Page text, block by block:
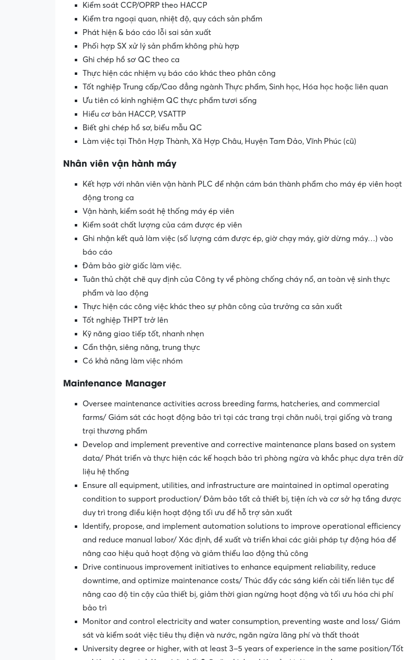
Kiểm soát CCP/OPRP theo HACCP
Kiểm tra ngoại quan, nhiệt độ, quy cách sản phẩm
Phát hiện & báo cáo lỗi sai sản xuất
Phối hợp SX xử lý sản phẩm không phù hợp
Ghi chép hồ sơ QC theo ca
Thực hiện các nhiệm vụ báo cáo khác theo phân công
Tốt nghiệp Trung cấp/Cao đẳng ngành Thực phẩm, Sinh học, Hóa học hoặc liên quan
Ưu tiên có kinh nghiệm QC thực phẩm tươi sống
Hiểu cơ bản HACCP, VSATTP
Biết ghi chép hồ sơ, biểu mẫu QC
Làm việc tại Thôn Hợp Thành, Xã Hợp Châu, Huyện Tam Đảo, Vĩnh Phúc (cũ)
Nhân viên vận hành máy
Kết hợp với nhân viên vận hành PLC để nhận cám bán thành phẩm cho máy ép viên hoạt
động trong ca
Vận hành, kiểm soát hệ thống máy ép viên
Kiểm soát chất lượng của cám được ép viên
Ghi nhận kết quả làm việc (số lượng cám được ép, giờ chạy máy, giờ dừng máy…) vào
báo cáo
Đảm bảo giờ giấc làm việc.
Tuân thủ chặt chẽ quy định của Công ty về phòng chống cháy nổ, an toàn vệ sinh thực
phẩm và lao động
Thực hiện các công việc khác theo sự phân công của trưởng ca sản xuất
Tốt nghiệp THPT trở lên
Kỹ năng giao tiếp tốt, nhanh nhẹn
Cẩn thận, siêng năng, trung thực
Có khả năng làm việc nhóm
Maintenance Manager
Oversee maintenance activities across breeding farms, hatcheries, and commercial
farms/ Giám sát các hoạt động bảo trì tại các trang trại chăn nuôi, trại giống và trang
trại thương phẩm
Develop and implement preventive and corrective maintenance plans based on system
data/ Phát triển và thực hiện các kế hoạch bảo trì phòng ngừa và khắc phục dựa trên dữ
liệu hệ thống
Ensure all equipment, utilities, and infrastructure are maintained in optimal operating
condition to support production/ Đảm bảo tất cả thiết bị, tiện ích và cơ sở hạ tầng được
duy trì trong điều kiện hoạt động tối ưu để hỗ trợ sản xuất
Identify, propose, and implement automation solutions to improve operational efficiency
and reduce manual labor/ Xác định, đề xuất và triển khai các giải pháp tự động hóa để
nâng cao hiệu quả hoạt động và giảm thiểu lao động thủ công
Drive continuous improvement initiatives to enhance equipment reliability, reduce
downtime, and optimize maintenance costs/ Thúc đẩy các sáng kiến ​​cải tiến liên tục để
nâng cao độ tin cậy của thiết bị, giảm thời gian ngừng hoạt động và tối ưu hóa chi phí
bảo trì
Monitor and control electricity and water consumption, preventing waste and loss/ Giám
sát và kiểm soát việc tiêu thụ điện và nước, ngăn ngừa lãng phí và thất thoát
University degree or higher, with at least 3–5 years of experience in the same position/Tốt